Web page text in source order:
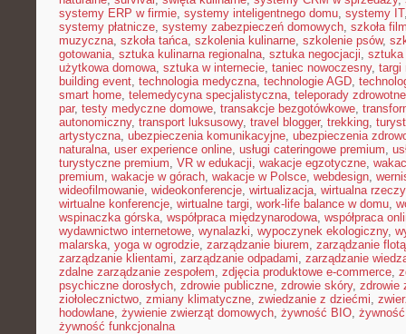
systemy ERP w firmie, systemy inteligentnego domu, systemy IT
systemy płatnicze, systemy zabezpieczeń domowych, szkoła
muzyczna, szkoła tańca, szkolenia kulinarne, szkolenie psów,
gotowania, sztuka kulinarna regionalna, sztuka negocjacji, sztuka
użytkowa domowa, sztuka w internecie, taniec nowoczesny, targi
building event, technologia medyczna, technologie AGD,
smart home, telemedycyna specjalistyczna, teleporady zdrowotne
par, testy medyczne domowe, transakcje bezgotówkowe,
autonomiczny, transport luksusowy, travel blogger, trekking,
artystyczna, ubezpieczenia komunikacyjne, ubezpieczenia
naturalna, user experience online, usługi cateringowe premium,
turystyczne premium, VR w edukacji, wakacje egzotyczne,
premium, wakacje w górach, wakacje w Polsce, webdesign,
wideofilmowanie, wideokonferencje, wirtualizacja, wirtualna
wirtualne konferencje, wirtualne targi, work-life balance w domu,
wspinaczka górska, współpraca międzynarodowa, współpraca
wydawnictwo internetowe, wynalazki, wypoczynek ekologiczny,
malarska, yoga w ogrodzie, zarządzanie biurem, zarządzanie flotą
zarządzanie klientami, zarządzanie odpadami, zarządzanie
zdalne zarządzanie zespołem, zdjęcia produktowe e-commerce,
psychiczne dorosłych, zdrowie publiczne, zdrowie skóry, zdrowie
ziołolecznictwo, zmiany klimatyczne, zwiedzanie z dziećmi,
hodowlane, żywienie zwierząt domowych, żywność BIO,
żywność funkcjonalna